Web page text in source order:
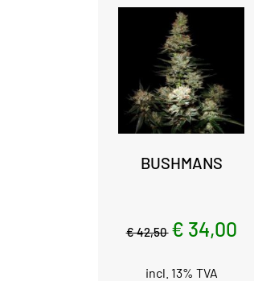
BUSHMANS
€ 42,50 € 34,00
incl. 13% TVA